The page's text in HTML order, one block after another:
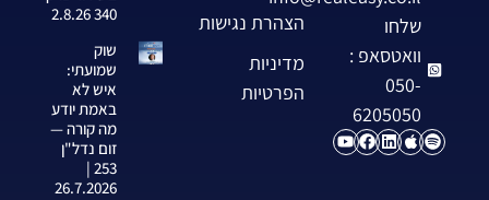
שלחו
וואטסאפ :
050-
6205050
הצהרת נגישות
מדיניות
הפרטיות
340 2.8.26
שוק
שמועתי:
איש לא
באמת יודע
מה קורה —
זום נדל"ן
253 |
26.7.2026